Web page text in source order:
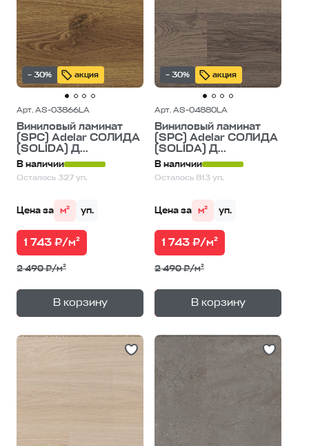
– 30% акция
Арт. AS-03866LA
Виниловый ламинат
(SPC) Adelar СОЛИДА
(SOLIDA) Д...
В наличии
Осталось 327 уп.
Цена за м² уп.
1 743 ₽/м²
2 490 ₽/м²
В корзину
— 1уп.
– 30% акция
Арт. AS-04880LA
Виниловый ламинат
(SPC) Adelar СОЛИДА
(SOLIDA) Д...
В наличии
Осталось 813 уп.
Цена за м² уп.
1 743 ₽/м²
2 490 ₽/м²
В корзину
— 1уп.